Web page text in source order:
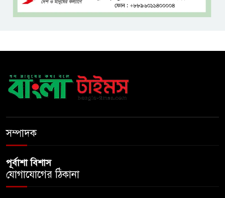
ব্যবহৃত রাখি ডাস্টবিনে ফেলেন?
ভুলেও নয়, জেনে নিন কী করা উচিত
বেসরকারি জ্বালানি তেল আমদানিতে
সম্পাদক
পূর্বাশা বিশাস
যোগাযোগের ঠিকানা